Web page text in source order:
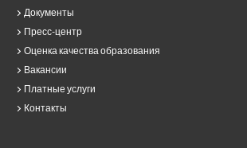
Документы
Пресс-центр
Оценка качества образования
Вакансии
Платные услуги
Контакты